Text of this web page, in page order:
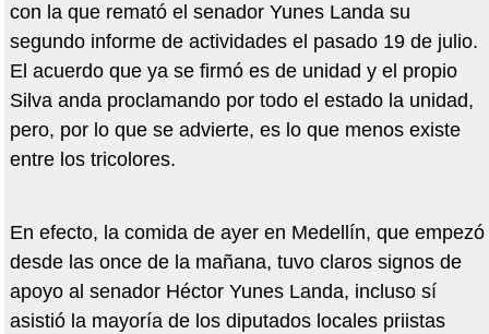
con la que remató el senador Yunes Landa su
segundo informe de actividades el pasado 19 de julio.
El acuerdo que ya se firmó es de unidad y el propio
Silva anda proclamando por todo el estado la unidad,
pero, por lo que se advierte, es lo que menos existe
entre los tricolores.
En efecto, la comida de ayer en Medellín, que empezó
desde las once de la mañana, tuvo claros signos de
apoyo al senador Héctor Yunes Landa, incluso sí
asistió la mayoría de los diputados locales priistas